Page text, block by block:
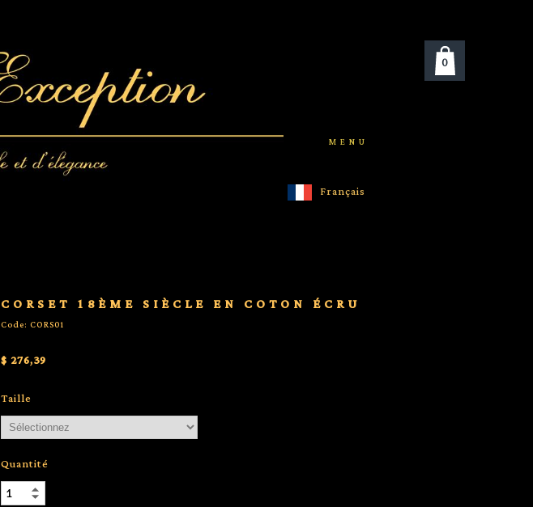
Français
MENU
CORSET 18ÈME SIÈCLE EN COTON ÉCRU
Code: CORS01
$ 276,39
Taille
Quantité
0